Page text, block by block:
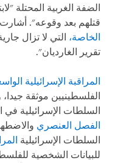
الضفة الغربية المحتلة
قتلهم بعد وقوعه".
الخاصة، التي لا تزال
تقرير الغارديان".
المراقبة الإسرائيلية
الفلسطينيين موثقة
السلطات الإسرائيلية في
الفصل العنصري
السلطات الإسرائيلية
للبيانات الشخصية